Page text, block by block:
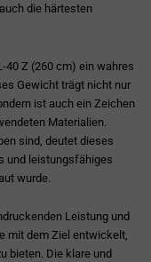
die härtesten
40 Z (260 cm) ein wahres
Gewicht trägt nicht nur
ist auch ein Zeichen
Materialien.
sind, deutet dieses
und leistungsfähiges
wurde.
Leistung und
mit dem Ziel entwickelt,
bieten. Die klare und